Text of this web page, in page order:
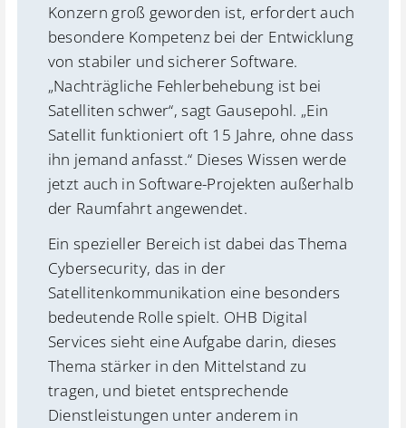
Konzern groß geworden ist, erfordert auch
besondere Kompetenz bei der Entwicklung
von stabiler und sicherer Software.
„Nachträgliche Fehlerbehebung ist bei
Satelliten schwer“, sagt Gausepohl. „Ein
Satellit funktioniert oft 15 Jahre, ohne dass
ihn jemand anfasst.“ Dieses Wissen werde
jetzt auch in Software-Projekten außerhalb
der Raumfahrt angewendet.
Ein spezieller Bereich ist dabei das Thema
Cybersecurity, das in der
Satellitenkommunikation eine besonders
bedeutende Rolle spielt. OHB Digital
Services sieht eine Aufgabe darin, dieses
Thema stärker in den Mittelstand zu
tragen, und bietet entsprechende
Dienstleistungen unter anderem in